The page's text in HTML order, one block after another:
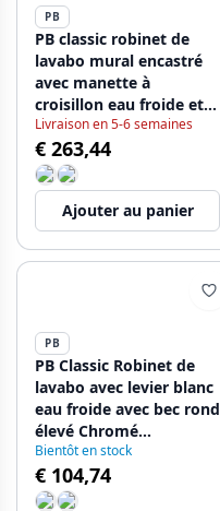
PB
PB classic robinet de
lavabo mural encastré
avec manette à
croisillon eau froide et
long bec pivotant
chrome 1208855712
Livraison en 5-6 semaines
€ 263,44
Ajouter au panier
PB
PB Classic Robinet de
lavabo avec levier blanc
eau froide avec bec rond
élevé Chromé
1208953277
Bientôt en stock
€ 104,74